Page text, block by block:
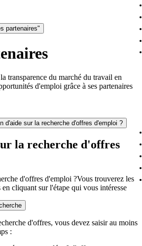
partenaires"
transparence du marché du travail en
d'emploi grâce à ses partenaires
d'aide sur la recherche d'offres d'emploi ?
la recherche d'offres
d'offres d'emploi ?Vous trouverez les
cliquant sur l'étape qui vous intéresse
d'offres, vous devez saisir au moins
: